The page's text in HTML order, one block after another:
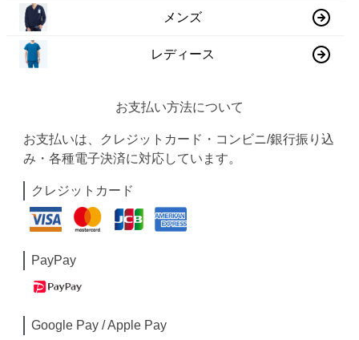
メンズ
レディース
お支払い方法について
お支払いは、クレジットカード・コンビニ/銀行振り込
み・各種電子決済に対応しています。
クレジットカード
PayPay
Google Pay / Apple Pay